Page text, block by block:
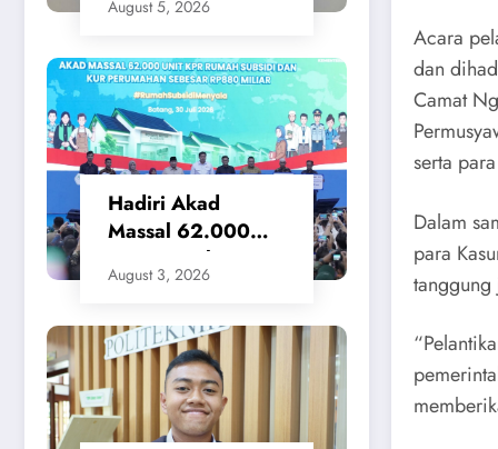
Waktu Layanan
Tanah dan
Peralihan Hak
August 5, 2026
Hadiri Akad
Massal 62.000
KPR Rumah
Subsidi, Menteri
Tanah Beri
Kepastian bagi
Masyarakat
August 3, 2026
Acara
dan
Camat
serta
Dalam
para